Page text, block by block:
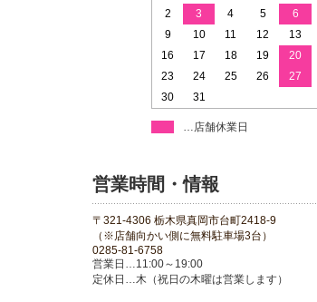
2
3 4 5 6
9
10 11 12 13
16
17 18 19 20
23
24 25 26 27
30
31
…店舗休業日
営業時間・情報
〒321-4306 栃木県真岡市台町2418-9
（※店舗向かい側に無料駐車場3台）
0285-81-6758
営業日…11:00～19:00
定休日…木（祝日の木曜は営業します）